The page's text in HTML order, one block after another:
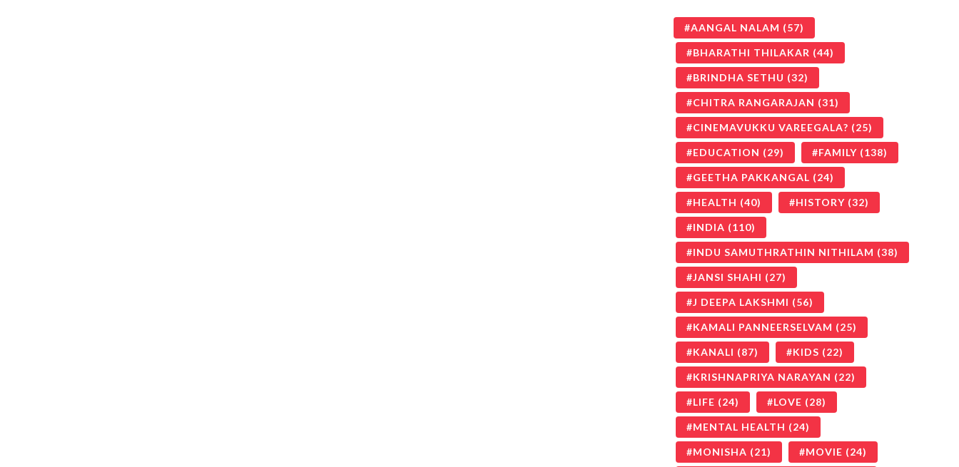
AANGAL NALAM (57)
BHARATHI THILAKAR (44)
BRINDHA SETHU (32)
CHITRA RANGARAJAN (31)
CINEMAVUKKU VAREEGALA? (25)
EDUCATION (29) FAMILY (138)
GEETHA PAKKANGAL (24)
HEALTH (40) HISTORY (32)
INDIA (110)
INDU SAMUTHRATHIN NITHILAM (38)
JANSI SHAHI (27)
J DEEPA LAKSHMI (56)
KAMALI PANNEERSELVAM (25)
KANALI (87) KIDS (22)
KRISHNAPRIYA NARAYAN (22)
LIFE (24) LOVE (28)
MENTAL HEALTH (24)
MONISHA (21) MOVIE (24)